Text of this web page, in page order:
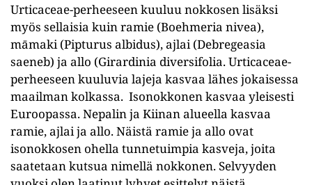
Urticaceae-perheeseen kuuluu nokkosen lisäksi
myös sellaisia kuin ramie (Boehmeria nivea),
māmaki (Pipturus albidus), ajlai (Debregeasia
saeneb) ja allo (Girardinia diversifolia. Urticaceae-
perheeseen kuuluvia lajeja kasvaa lähes jokaisessa
maailman kolkassa. Isonokkonen kasvaa yleisesti
Euroopassa. Nepalin ja Kiinan alueella kasvaa
ramie, ajlai ja allo. Näistä ramie ja allo ovat
isonokkosen ohella tunnetuimpia kasveja, joita
saatetaan kutsua nimellä nokkonen. Selvyyden